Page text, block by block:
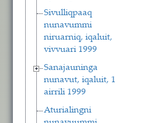
Sivulliqpaaq
nunavummi
niruarniq, iqaluit,
vivvuari 1999
Sanajauninga
nunavut, iqaluit, 1
airrili 1999
Aturialingni